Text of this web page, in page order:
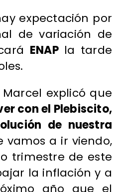
expectación por
de variación de
ENAP la tarde
Marcel explicó que
con el Plebiscito,
de nuestra
vamos a ir viendo,
trimestre de este
la inflación y a
año que el